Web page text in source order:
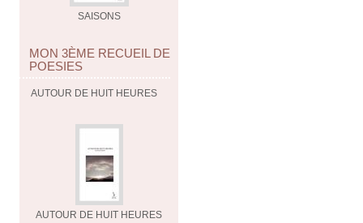
SAISONS
MON 3ÈME RECUEIL DE
POESIES
AUTOUR DE HUIT HEURES
AUTOUR DE HUIT HEURES